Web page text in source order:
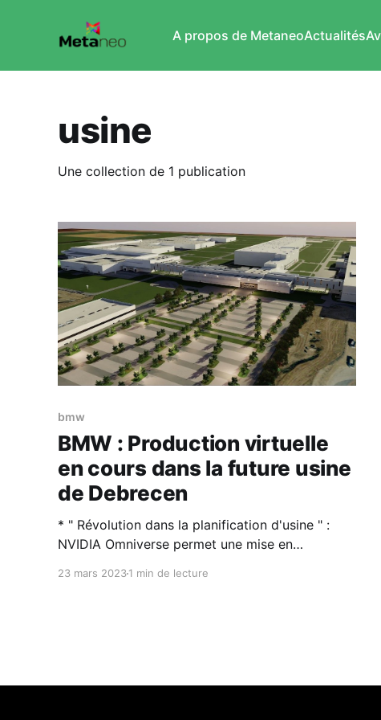
A propos de MetaneoActualités
usine
Une collection de 1 publication
bmw
BMW : Production virtuelle
en cours dans la future usine
de Debrecen
* " Révolution dans la planification d'usine " :
NVIDIA Omniverse permet une mise en
23 mars 20231 min de lecture